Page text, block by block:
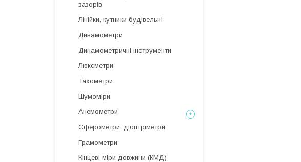
зазорів
Лінійки, кутники будівельні
Динамометри
Динамометричні інструменти
Люксметри
Тахометри
Шумоміри
Анемометри
Сферометри, діоптріметри
Грамометри
Кінцеві міри довжини (КМД)